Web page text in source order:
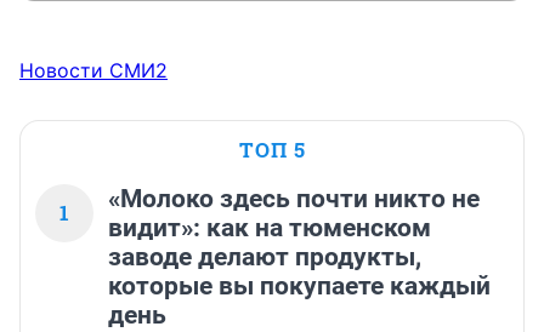
Новости СМИ2
ТОП 5
1
«Молоко здесь почти никто не
видит»: как на тюменском
заводе делают продукты,
которые вы покупаете каждый
день